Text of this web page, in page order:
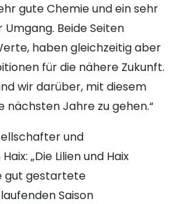
gute Chemie und ein sehr
Beide Seiten
haben gleichzeitig aber
für die nähere Zukunft.
wir darüber, mit diesem
nächsten Jahre zu gehen.“
und
„Die Lilien und Haix
gut gestartete
Saison